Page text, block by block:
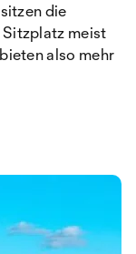
die
Sitzplatz meist
also mehr